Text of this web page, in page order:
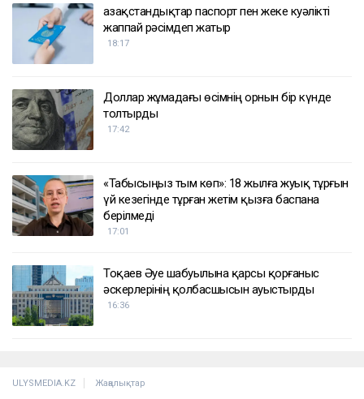
Қазақстандықтар паспорт пен жеке куәлікті
жаппай рәсімдеп жатыр
18:17
Доллар жұмадағы өсімнің орнын бір күнде
толтырды
17:42
«Табысыңыз тым көп»: 18 жылға жуық тұрғын
үй кезегінде тұрған жетім қызға баспана
берілмеді
17:01
Тоқаев Әуе шабуылына қарсы қорғаныс
әскерлерінің қолбасшысын ауыстырды
16:36
ULYSMEDIA.KZ Жаңалықтар